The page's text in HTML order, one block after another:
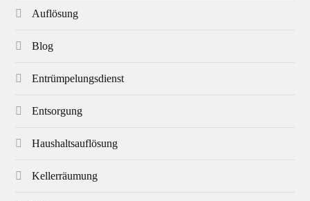
Auflösung
Blog
Entrümpelungsdienst
Entsorgung
Haushaltsauflösung
Kellerräumung